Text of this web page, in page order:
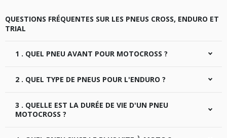
QUESTIONS FRÉQUENTES SUR LES PNEUS CROSS, ENDURO ET
TRIAL
1 . QUEL PNEU AVANT POUR MOTOCROSS ?
caillouteux, car il existe des pneus pour toutes ces
En règle générale sur un terrain sec et difficile on
privilégiera des gommes dures avec des crampons solides
et inversement sur un sol plutôt meuble on se dirigera
2 . QUEL TYPE DE PNEUS POUR L'ENDURO ?
cherche alors un maximum d’adhérence sur tous types de
terrains. Les pneus enduro ont la particularité d'avoir de
3 . QUELLE EST LA DURÉE DE VIE D'UN PNEU
MOTOCROSS ?